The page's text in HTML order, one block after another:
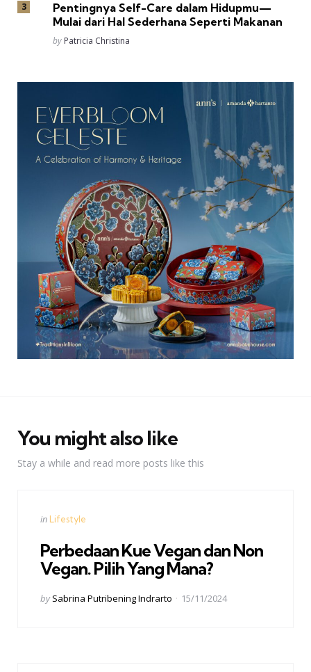
Pentingnya Self-Care dalam Hidupmu—
Mulai dari Hal Sederhana Seperti Makanan
Posted
by Patricia Christina
You might also like
Stay a while and read more posts like this
Categories
Posted
in Lifestyle
Perbedaan Kue Vegan dan Non
Vegan. Pilih Yang Mana?
Posted
by Sabrina Putribening Indrarto 15/11/2024